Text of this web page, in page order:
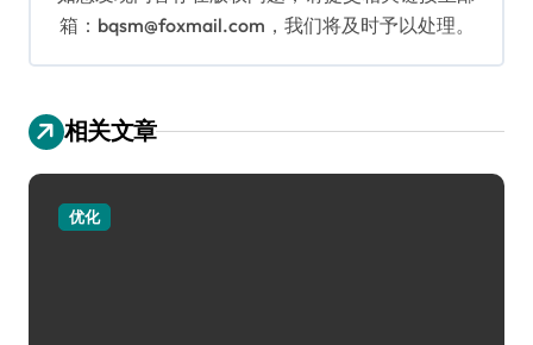
箱：bqsm@foxmail.com，我们将及时予以处理。
相关文章
优化